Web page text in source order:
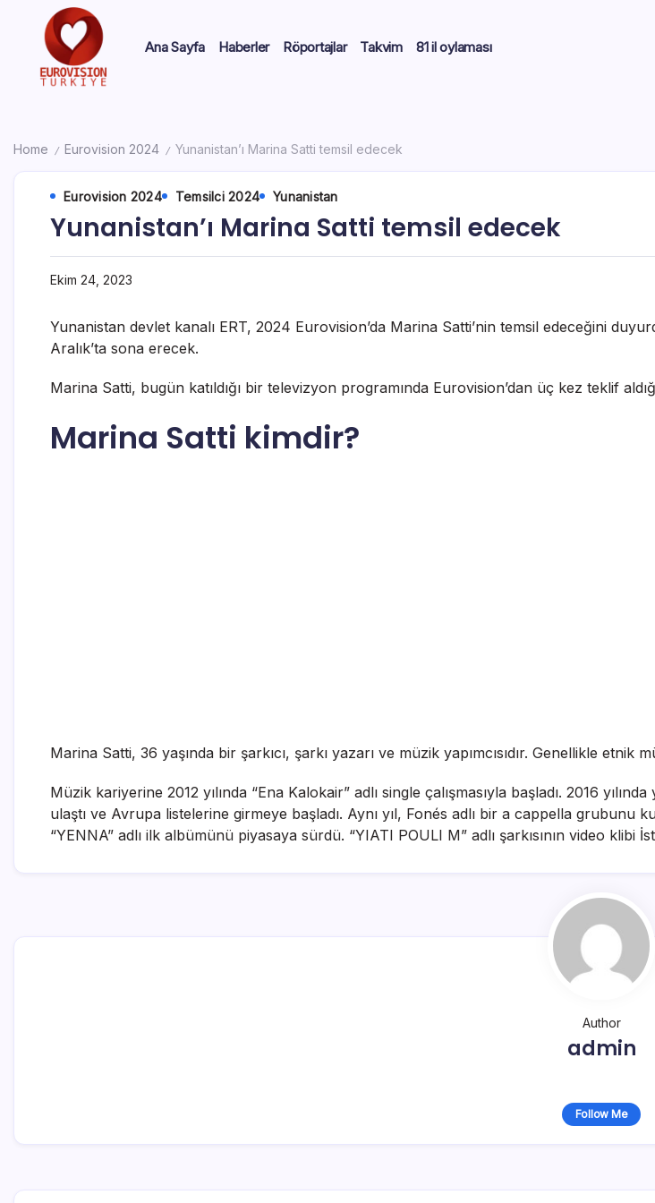
Ana Sayfa Haberler Röportajlar Takvim 81 il oylaması
Home / Eurovision 2024 / Yunanistan’ı Marina Satti temsil edecek
Eurovision 2024 Temsilci 2024 Yunanistan
Yunanistan’ı Marina Satti temsil edecek
Ekim 24, 2023
Yunanistan devlet kanalı ERT, 2024 Eurovision’da Marina Satti’nin temsil edeceğini
Aralık’ta sona erecek.
Marina Satti, bugün katıldığı bir televizyon programında Eurovision’dan üç kez teklif
Marina Satti kimdir?
Marina Satti, 36 yaşında bir şarkıcı, şarkı yazarı ve müzik yapımcısıdır. Genellikle etnik
Müzik kariyerine 2012 yılında “Ena Kalokair” adlı single çalışmasıyla başladı. 2016
ulaştı ve Avrupa listelerine girmeye başladı. Aynı yıl, Fonés adlı bir a cappella grubunu
“YENNA” adlı ilk albümünü piyasaya sürdü. “YIATI POULI M” adlı şarkısının video klibi
Author
admin
Follow Me